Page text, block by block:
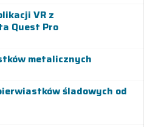
VR z
Quest Pro
metalicznych
śladowych od